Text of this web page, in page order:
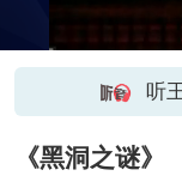
听
《黑洞之谜》